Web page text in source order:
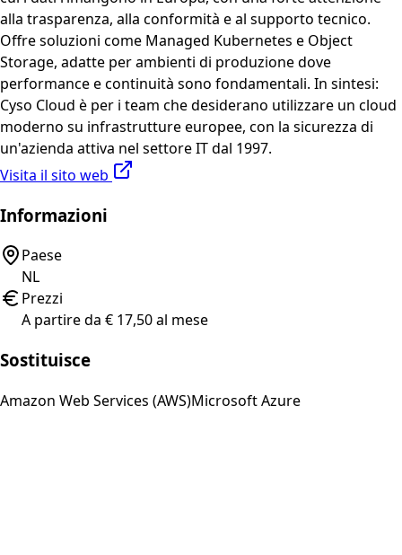
alla trasparenza, alla conformità e al supporto tecnico.
Offre soluzioni come Managed Kubernetes e Object
Storage, adatte per ambienti di produzione dove
performance e continuità sono fondamentali. In sintesi:
Cyso Cloud è per i team che desiderano utilizzare un cloud
moderno su infrastrutture europee, con la sicurezza di
un'azienda attiva nel settore IT dal 1997.
Visita il sito web
Informazioni
Paese
NL
Prezzi
A partire da € 17,50 al mese
Sostituisce
Amazon Web Services (AWS)Microsoft Azure